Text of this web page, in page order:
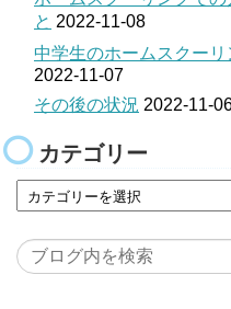
と 2022-11-08
中学生のホームスクー
2022-11-07
その後の状況 2022-11-
カテゴリー